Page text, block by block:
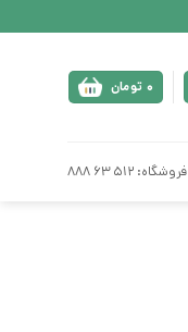
0 تومان
فروشگاه: 512 63 888